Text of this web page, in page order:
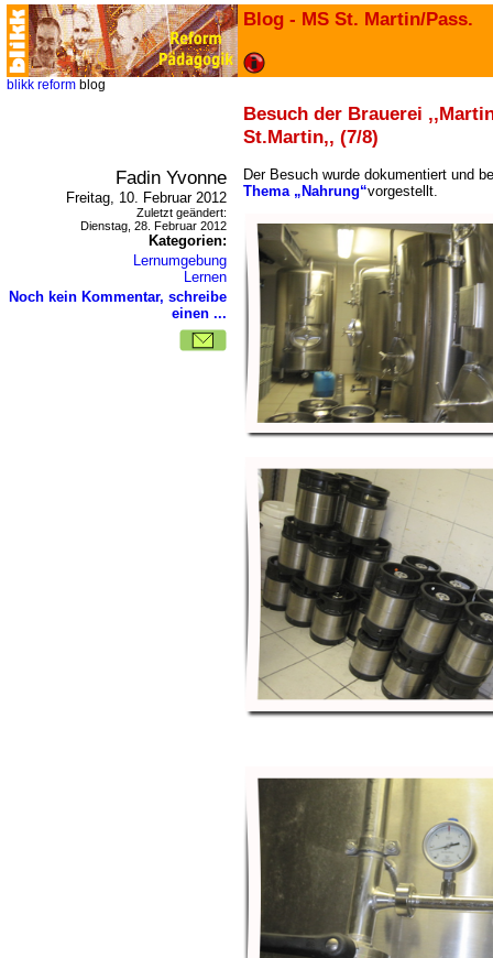
Blog - MS St. Martin/Pass.
blikk reform blog
Besuch der Brauerei
St.Martin,, (7/8)
Fadin Yvonne
Freitag, 10. Februar 2012
Zuletzt geändert:
Dienstag, 28. Februar 2012
Kategorien:
Lernumgebung
Lernen
Noch kein Kommentar, schreibe
einen ...
Der Besuch wurde dokumentiert und
Thema „Nahrung“vorgestellt.